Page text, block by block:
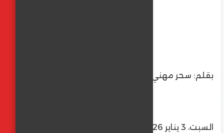
​بقلم: سحر مهني
السبت، 3 يناير 2026